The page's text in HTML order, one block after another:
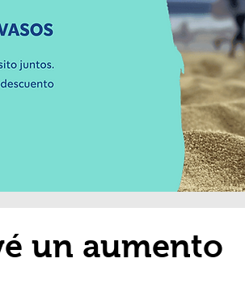
un aumento